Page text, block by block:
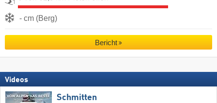
- cm (Berg)
Bericht
Videos
Schmitten